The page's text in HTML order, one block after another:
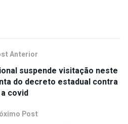
Anterior
suspende visitação neste
do decreto estadual contra
a covid
Post